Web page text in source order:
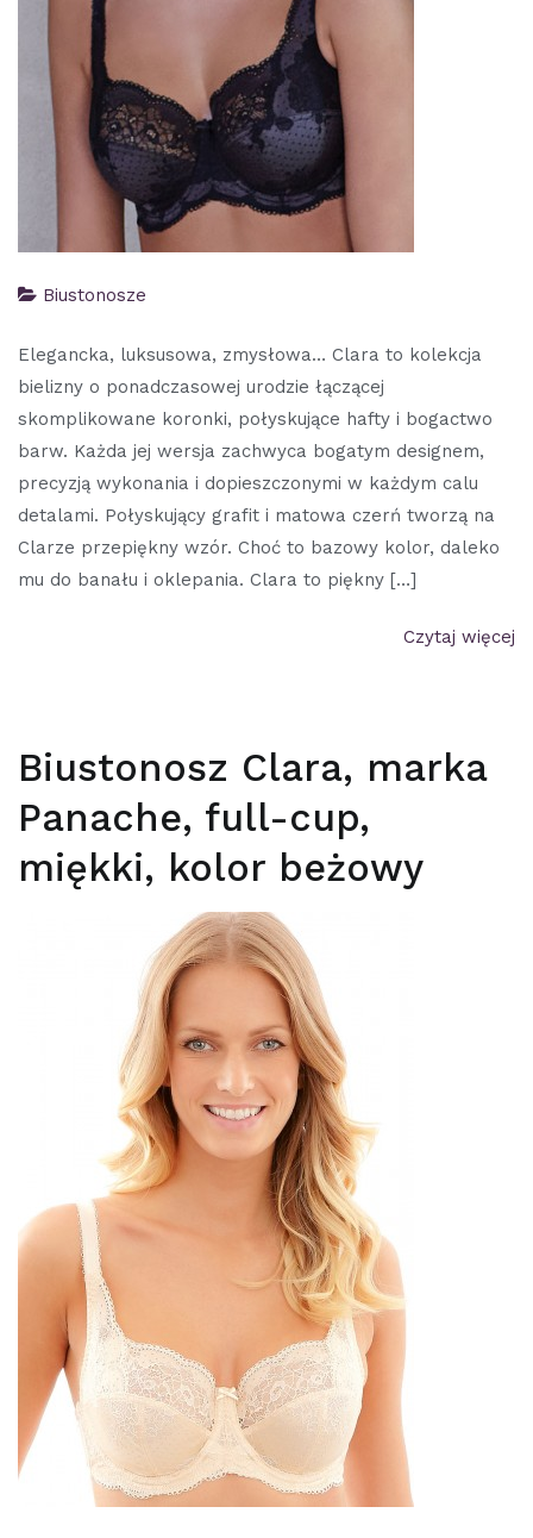
Biustonosze
Elegancka, luksusowa, zmysłowa… Clara to kolekcja
bielizny o ponadczasowej urodzie łączącej
skomplikowane koronki, połyskujące hafty i bogactwo
barw. Każda jej wersja zachwyca bogatym designem,
precyzją wykonania i dopieszczonymi w każdym calu
detalami. Połyskujący grafit i matowa czerń tworzą na
Clarze przepiękny wzór. Choć to bazowy kolor, daleko
mu do banału i oklepania. Clara to piękny […]
Czytaj więcej
Biustonosz Clara, marka
Panache, full-cup,
miękki, kolor beżowy